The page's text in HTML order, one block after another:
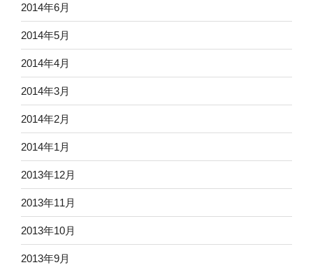
2014年6月
2014年5月
2014年4月
2014年3月
2014年2月
2014年1月
2013年12月
2013年11月
2013年10月
2013年9月